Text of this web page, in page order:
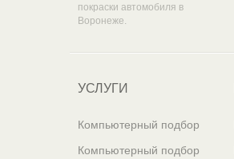
покраски автомобиля в
Воронеже.
УСЛУГИ
Компьютерный подбор
Компьютерный подбор